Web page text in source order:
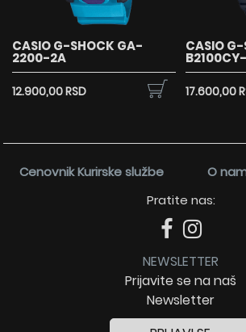
CASIO G-SHOCK GA-
2200-2A
12.900,00 RSD
CASIO
17.600,00
Cenovnik Kurirske službe
O
Pratite nas:
NEWSLETTER
Prijavite se na naš
Newsletter